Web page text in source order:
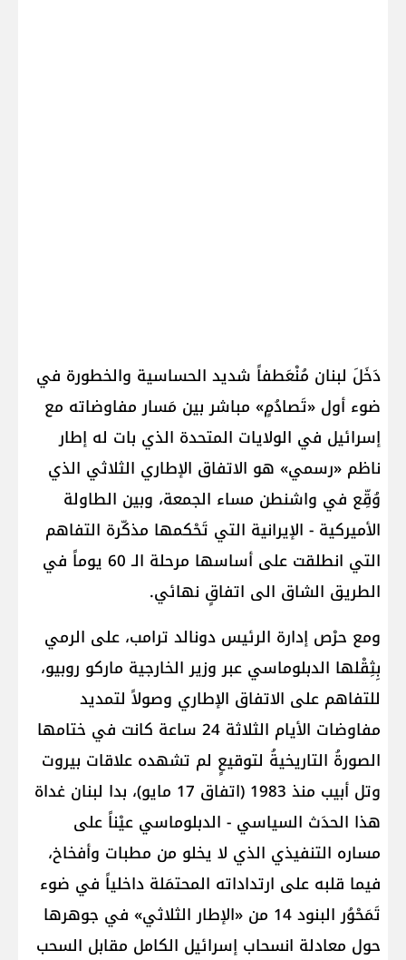
دَخَلَ لبنان مُنْعَطفاً شديد الحساسية والخطورة في
ضوء أول «تَصادُمٍ» مباشر بين مَسار مفاوضاته مع
إسرائيل في الولايات المتحدة الذي بات له إطار
ناظم «رسمي» هو الاتفاق الإطاري الثلاثي الذي
وُقِّع في واشنطن مساء الجمعة، وبين الطاولة
الأميركية - الإيرانية التي تَحْكمها مذكّرة التفاهم
التي انطلقت على أساسها مرحلة الـ 60 يوماً في
الطريق الشاق الى اتفاقٍ نهائي.
ومع حرْص إدارة الرئيس دونالد ترامب، على الرمي
بِثِقْلها الدبلوماسي عبر وزير الخارجية ماركو روبيو،
للتفاهم على الاتفاق الإطاري وصولاً لتمديد
مفاوضات الأيام الثلاثة 24 ساعة كانت في ختامها
الصورةُ التاريخيةُ لتوقيعٍ لم تشهده علاقات بيروت
وتل أبيب منذ 1983 (اتفاق 17 مايو)، بدا لبنان غداة
هذا الحدَث السياسي - الدبلوماسي عيْناً على
مساره التنفيذي الذي لا يخلو من مطبات وأفخاخ،
فيما قلبه على ارتداداته المحتمَلة داخلياً في ضوء
تَمَحْوُر البنود 14 من «الإطار الثلاثي» في جوهرها
حول معادلة انسحاب إسرائيل الكامل مقابل السحب